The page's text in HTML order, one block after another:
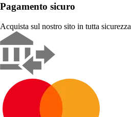
Pagamento sicuro
Acquista sul nostro sito in tutta sicurezza